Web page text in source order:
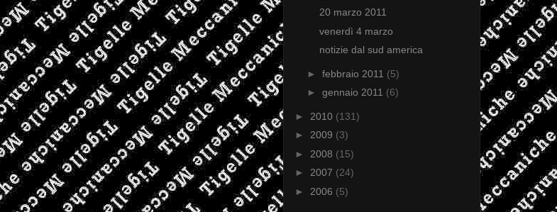
20 marzo 2011
venerdì 4 marzo
notizie dal sud america
► febbraio 2011 (5)
► gennaio 2011 (6)
► 2010 (131)
► 2009 (3)
► 2008 (15)
► 2007 (24)
► 2006 (5)